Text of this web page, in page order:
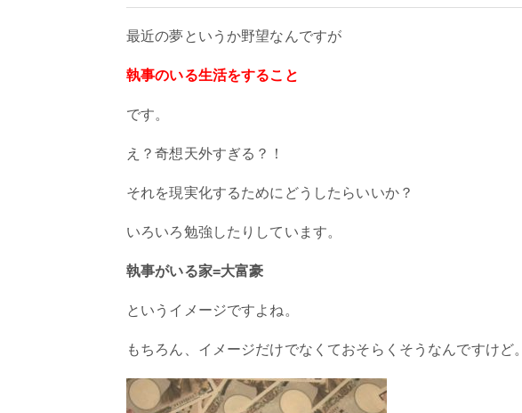
最近の夢というか野望なんですが
執事のいる生活をすること
です。
え？奇想天外すぎる？！
それを現実化するためにどうしたらいいか？
いろいろ勉強したりしています。
執事がいる家=大富豪
というイメージですよね。
もちろん、イメージだけでなくておそらくそうなんですけど。